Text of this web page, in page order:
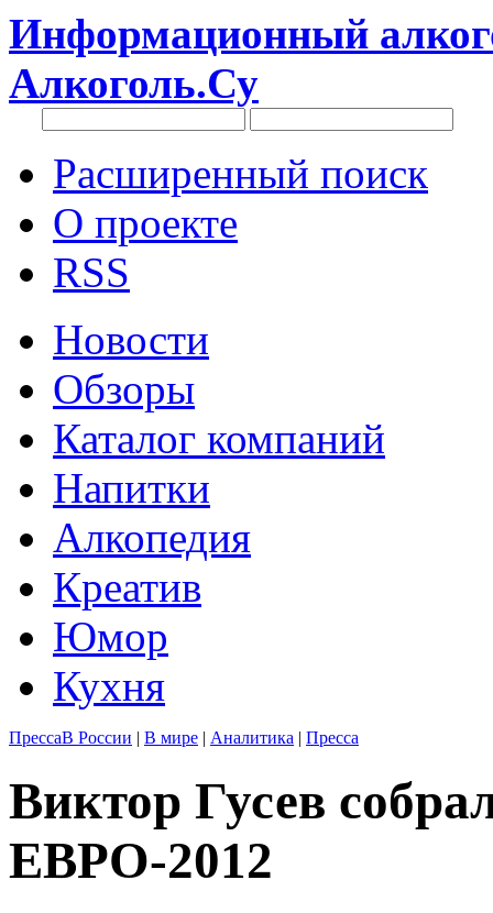
Информационный
Алкоголь.Су
Расширенный поиск
О проекте
RSS
Новости
Обзоры
Каталог компаний
Напитки
Алкопедия
Креатив
Юмор
Кухня
ПрессаВ России | В мире | Аналитика | Пресса
Виктор Гусев
ЕВРО-2012